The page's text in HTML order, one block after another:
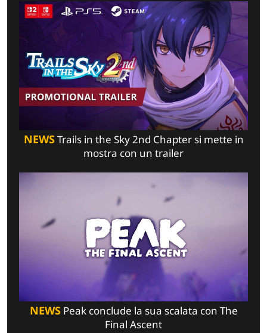
NEWSTrails in the Sky 2nd Chapter si mette in
mostra con un trailer
NEWSPeak conclude la sua scalata con The
Final Ascent